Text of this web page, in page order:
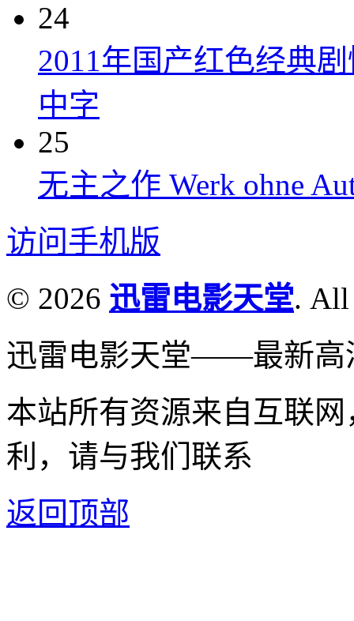
24
2011年国产红色经典
中字
25
无主之作 Werk ohne
访问手机版
© 2026 迅雷电影天堂. All
迅雷电影天堂——最新高
本站所有资源来自互联
利，请与我们联系
返回顶部